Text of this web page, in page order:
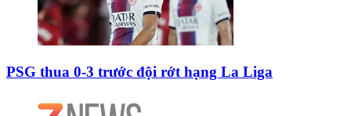
PSG thua 0-3 trước đội rớt hạng La Liga